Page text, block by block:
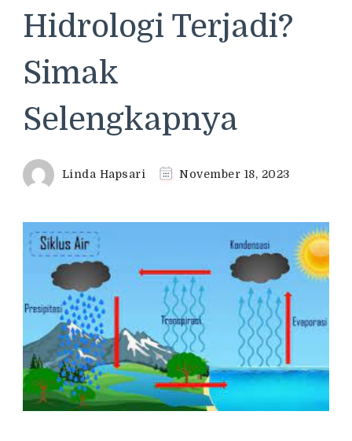
Hidrologi Terjadi?
Simak
Selengkapnya
Linda Hapsari November 18, 2023